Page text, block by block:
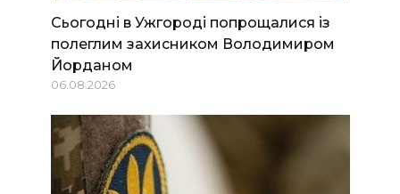
Сьогодні в Ужгороді попрощалися із
полеглим захисником Володимиром
Йорданом
06.08.2026